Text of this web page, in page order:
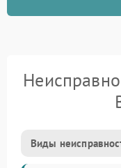
Виды